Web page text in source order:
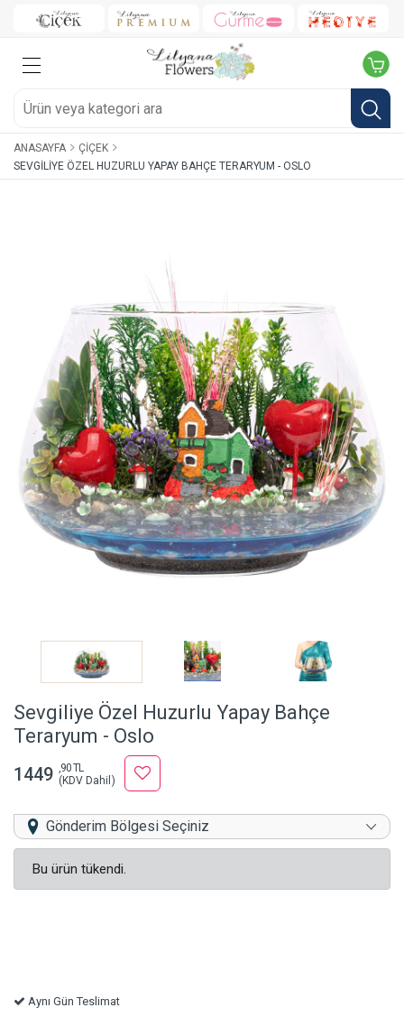
ANASAYFA
ÇIÇEK
SEVGILIYE ÖZEL HUZURLU YAPAY BAHÇE TERARYUM - OSLO
Sevgiliye Özel Huzurlu Yapay Bahçe
Teraryum - Oslo
1449 ,90 TL
(KDV Dahil)
Gönderim Bölgesi Seçiniz
Bu ürün tükendi.
Aynı Gün Teslimat